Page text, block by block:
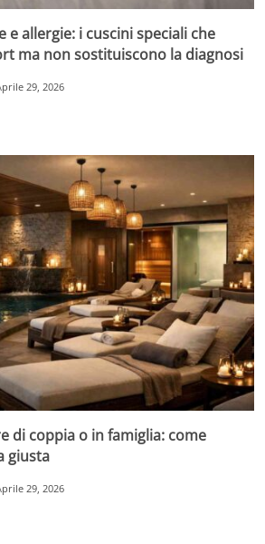
e allergie: i cuscini speciali che
ma non sostituiscono la diagnosi
29, 2026
di coppia o in famiglia: come
giusta
29, 2026